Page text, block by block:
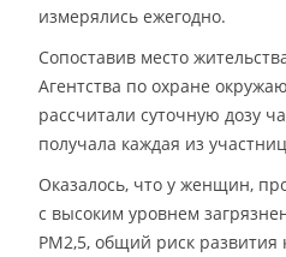
измерялись ежегодно.
Сопоставив место
Агентства по охране
рассчитали суточную дозу
получала каждая из
Оказалось, что у женщин,
с высоким уровнем
PM2,5, общий риск